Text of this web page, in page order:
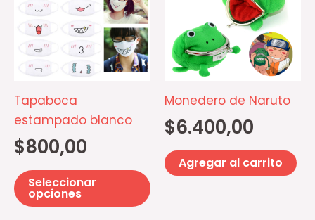
Tapaboca
estampado blanco
$800,00
Seleccionar
opciones
múltiples
variantes.
opciones
pueden
elegir
en
la
Monedero de Naruto
$6.400,00
Agregar al carrito